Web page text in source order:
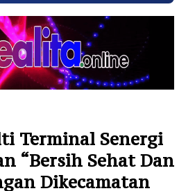
Terminal Senergi
“Bersih Sehat Dan
Dikecamatan